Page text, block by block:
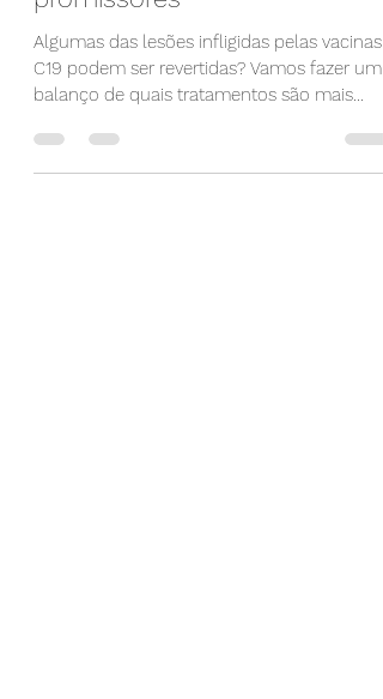
os tratamentos mais
promissores
Algumas das lesões infligidas pelas vacinas
balanço de quais tratamentos são mais
promissores e...